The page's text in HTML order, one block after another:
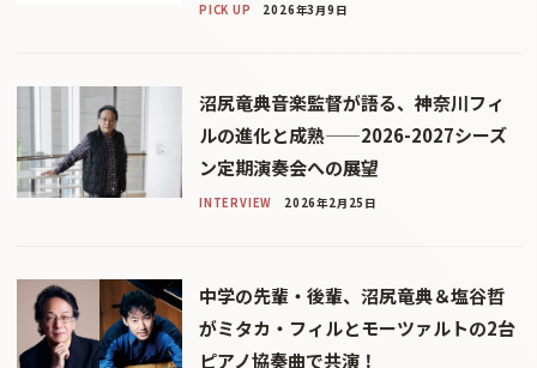
PICK UP 2026年3月9日
沼尻竜典音楽監督が語る、神奈川フィ
ルの進化と成熟——2026-2027シーズ
ン定期演奏会への展望
INTERVIEW 2026年2月25日
中学の先輩・後輩、沼尻竜典＆塩谷哲
がミタカ・フィルとモーツァルトの2台
ピアノ協奏曲で共演！